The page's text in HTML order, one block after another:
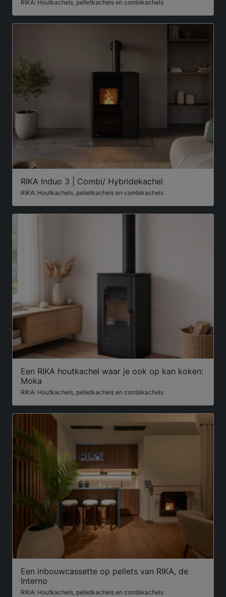
RIKA: Houtkachels, pelletkachels en combikachels
RIKA Induo 3 | Combi/ Hybridekachel
RIKA: Houtkachels, pelletkachels en combikachels
Een RIKA houtkachel waar je ook op kan koken:
Moka
RIKA: Houtkachels, pelletkachels en combikachels
Een inbouwcassette op pellets van RIKA, de
Interno
RIKA: Houtkachels, pelletkachels en combikachels